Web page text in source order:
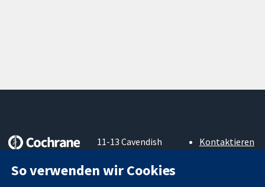
Zuverlässige
Evidenz
11-13 Cavendish
London
Kontaktieren
So verwenden wir Cookies